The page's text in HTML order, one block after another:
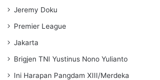
Jeremy Doku
Premier League
Jakarta
Brigjen TNI Yustinus Nono Yulianto
Ini Harapan Pangdam XIII/Merdeka